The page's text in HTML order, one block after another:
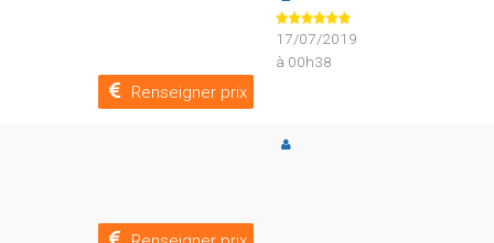
Renseigner prix
17/07/2019
à 00h38